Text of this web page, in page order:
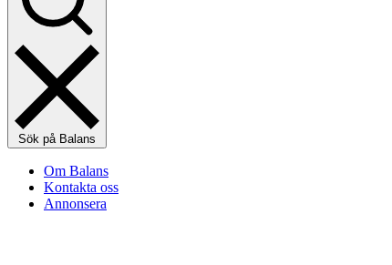
Sök på Balans
Om Balans
Kontakta oss
Annonsera